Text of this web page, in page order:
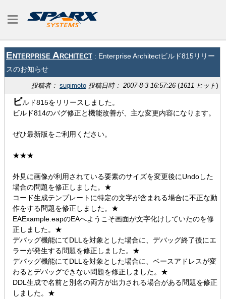
Enterprise Architect : Enterprise Architectビルド815リリー
スのお知らせ
投稿者： sugimoto 投稿日時： 2007-8-3 16:57:26 (1611 ヒット)
ビルド815をリリースしました。
ビルド814のバグ修正と機能改善が、主な変更内容になります。
ぜひ最新版をご利用ください。
★★★
外見に画像が利用されている要素のサイズを変更後にUndoした
場合の問題を修正しました。★
コード生成テンプレートに特定の文字が含まれる場合に不正な動
作をする問題を修正しました。★
EAExample.eapのEAへようこそ画面が文字化けしていたのを修
正しました。★
デバッグ機能にてDLLを対象とした場合に、デバッグ終了後にエ
ラーが発生する問題を修正しました。★
デバッグ機能にてDLLを対象とした場合に、ベースアドレスが変
わるとデバッグできない問題を修正しました。★
DDL生成で名前と別名の両方が出力される場合がある問題を修正
しました。★